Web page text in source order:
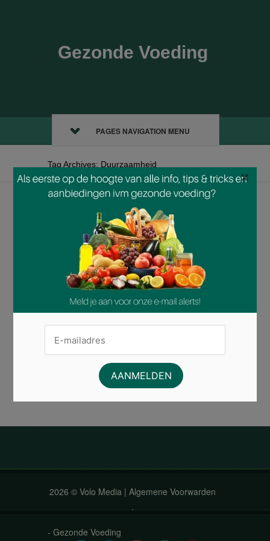
Gezonde Voeding
PAGES NAVIGATION MENU
Tag Archives: Duurzaamheid
De magie van
biologische cacao in
jouw dagelijkse ritueel
By admin on feb, 04, 2026
Cacao is niet zomaar
een ingrediënt; het is
een superfood dat
zowel je smaakpapillen
als…Read More »
Posted in blog | Tagged No Comments.
2026 ©Volo Media |Algemene Voorwarden
.
- Gezonde Voeding
×